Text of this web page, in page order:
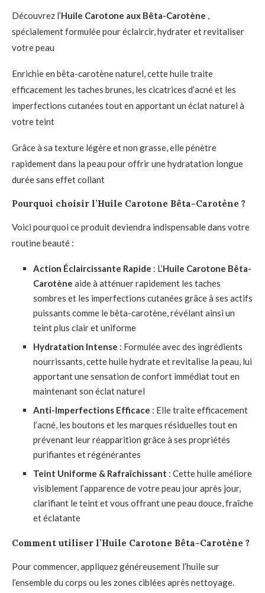
Découvrez l’Huile Carotone aux Bêta-Carotène ,
spécialement formulée pour éclaircir, hydrater et revitaliser
votre peau
Enrichie en bêta-carotène naturel, cette huile traite
efficacement les taches brunes, les cicatrices d’acné et les
imperfections cutanées tout en apportant un éclat naturel à
votre teint
Grâce à sa texture légère et non grasse, elle pénètre
rapidement dans la peau pour offrir une hydratation longue
durée sans effet collant
Pourquoi choisir l’Huile Carotone Bêta-Carotène ?
Voici pourquoi ce produit deviendra indispensable dans votre
routine beauté :
Action Éclaircissante Rapide : L’Huile Carotone Bêta-
Carotène aide à atténuer rapidement les taches
sombres et les imperfections cutanées grâce à ses actifs
puissants comme le bêta-carotène, révélant ainsi un
teint plus clair et uniforme
Hydratation Intense : Formulée avec des ingrédients
nourrissants, cette huile hydrate et revitalise la peau, lui
apportant une sensation de confort immédiat tout en
maintenant son éclat naturel
Anti-Imperfections Efficace : Elle traite efficacement
l’acné, les boutons et les marques résiduelles tout en
prévenant leur réapparition grâce à ses propriétés
purifiantes et régénérantes
Teint Uniforme & Rafraîchissant : Cette huile améliore
visiblement l’apparence de votre peau jour après jour,
clarifiant le teint et vous offrant une peau douce, fraîche
et éclatante
Comment utiliser l’Huile Carotone Bêta-Carotène ?
Pour commencer, appliquez généreusement l’huile sur
l’ensemble du corps ou les zones ciblées après nettoyage.